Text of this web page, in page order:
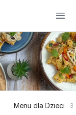
Menu dla Dzieci 3